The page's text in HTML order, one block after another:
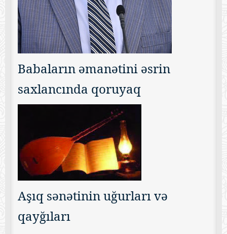
Babaların əmanətini əsrin
saxlancında qoruyaq
Aşıq sənətinin uğurları və
qayğıları